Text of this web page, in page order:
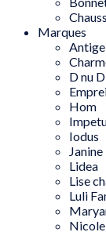
Marques
D nu D
Hom
Iodus
Lidea
Lise
Luli